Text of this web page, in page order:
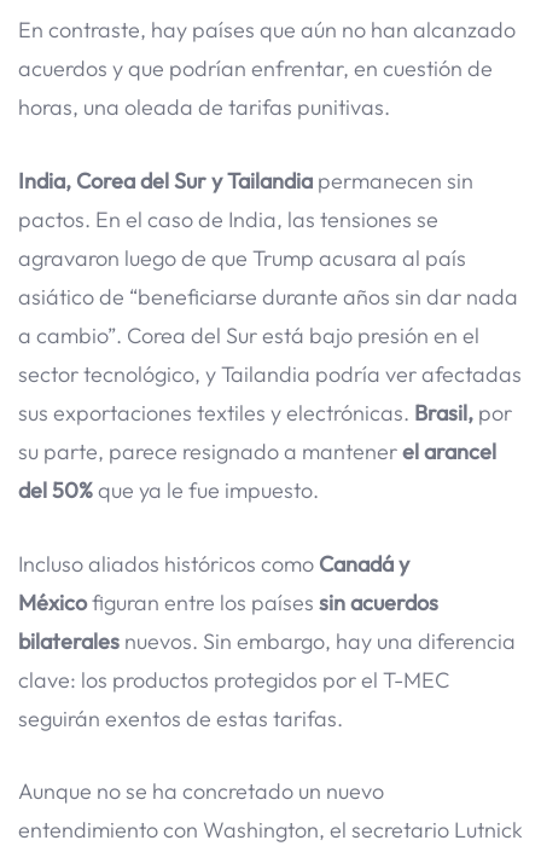
En contraste, hay países que aún no han alcanzado
acuerdos y que podrían enfrentar, en cuestión de
horas, una oleada de tarifas punitivas.
India, Corea del Sur y Tailandia permanecen sin
pactos. En el caso de India, las tensiones se
agravaron luego de que Trump acusara al país
asiático de “beneficiarse durante años sin dar nada
a cambio”. Corea del Sur está bajo presión en el
sector tecnológico, y Tailandia podría ver afectadas
sus exportaciones textiles y electrónicas. Brasil, por
su parte, parece resignado a mantenerel arancel
del 50%que ya le fue impuesto.
Incluso aliados históricos como Canadá y
Méxicofiguran entre los países sin acuerdos
bilaterales nuevos. Sin embargo, hay una diferencia
clave: los productos protegidos por el T-MEC
seguirán exentos de estas tarifas.
Aunque no se ha concretado un nuevo
entendimiento con Washington, el secretario Lutnick